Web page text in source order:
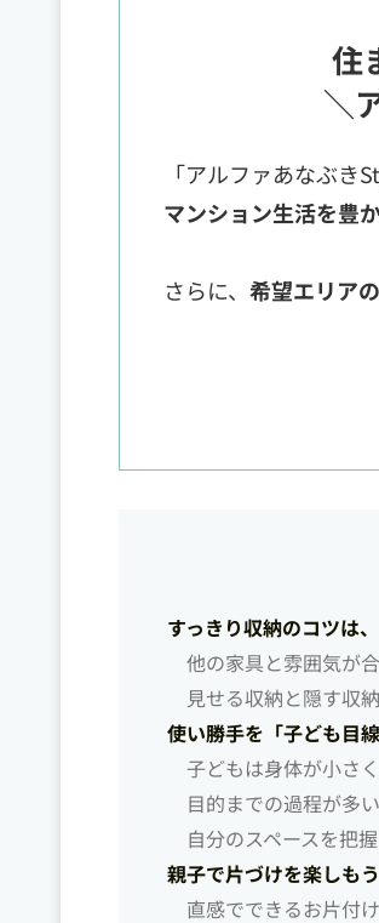
住
＼
「アルファあなぶき
マンション生活を豊
さらに、 希望エリア
すっきり収納のコツは
他の家具と雰囲気が
見せる収納と隠す収
使い勝手を「子ども目線
子どもは身体が小さ
目的までの過程が多
自分のスペースを把
親子で片づけを楽しもう
直感でできるお片付け